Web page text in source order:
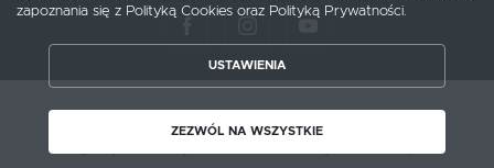
Copyright by meblecentrum.com.pl
zapoznania się z Polityką Cookies oraz Polityką Prywatności.
USTAWIENIA
ZEZWÓL NA WSZYSTKIE
ZAPISZ WYBRANE